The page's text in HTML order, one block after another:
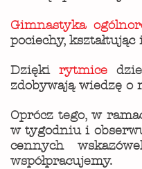
Gimnastyka
pociechy,
Dziękirytmice
zdobywają wiedzę o
Oprócz tego, w
w tygodniu i
cennych
współpracujemy.